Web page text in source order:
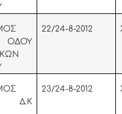
ΟΔΟΥ
22/24-8-2012
Δ.Κ
23/24-8-2012